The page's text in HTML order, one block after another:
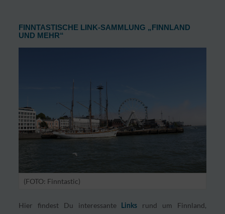
FINNTASTISCHE LINK-SAMMLUNG „FINNLAND
UND MEHR“
(FOTO: Finntastic)
Hier findest Du interessante Links
rund um Finnland,